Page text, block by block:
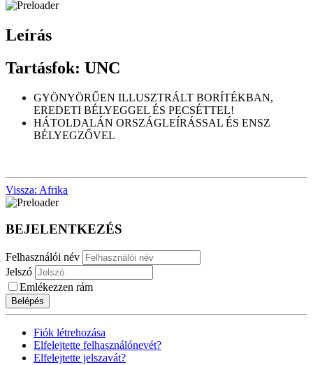
Leírás
Tartásfok: UNC
GYÖNYÖRŰEN ILLUSZTRÁLT BORÍTÉKBAN,
EREDETI BÉLYEGGEL ÉS PECSÉTTEL!
HÁTOLDALÁN ORSZÁGLEÍRÁSSAL ÉS ENSZ
BÉLYEGZŐVEL
Vissza: Afrika
BEJELENTKEZÉS
Felhasználói név
Jelszó
Emlékezzen rám
Belépés
Fiók létrehozása
Elfelejtette felhasználónevét?
Elfelejtette jelszavát?